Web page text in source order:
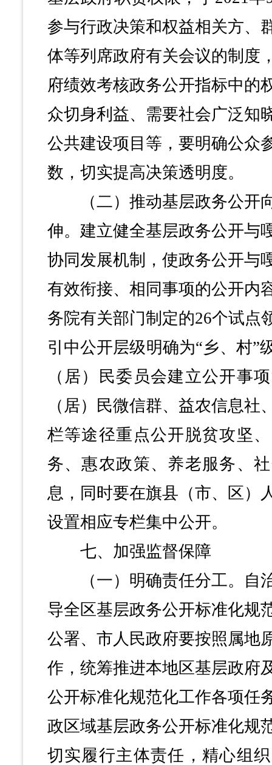
参与行政决策和权益相关方、
体等列席政府有关会议的制度
府绩效考核政务公开指标中的
众切身利益、需要社会广泛知
公共建设项目等，要明确公众
数，切实提高决策透明度。
（二）推动基层政务公开
伸。建立健全基层政务公开与
协同发展机制，使政务公开与
有效衔接、相同事项的公开内
务院有关部门制定的26个试点
引中公开层级明确为“乡、村”
（居）民委员会建立公开事
（居）民微信群、益农信息社
栏等途径重点公开脱贫攻坚
务、惠农政策、养老服务、
息，同时要在旗县（市、区）
设置相应专栏集中公开。
七、加强监督保障
（一）明确责任分工。自
导全区基层政务公开标准化规
公署、市人民政府要按照属地
作，统筹推进本地区基层政府
公开标准化规范化工作各项任
政区域基层政务公开标准化规
切实履行主体责任，精心组